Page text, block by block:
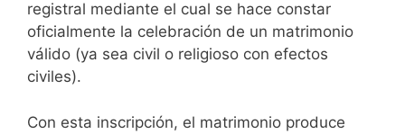
registral mediante el cual se hace constar
oficialmente la celebración de un matrimonio
válido (ya sea civil o religioso con efectos
civiles).
Con esta inscripción, el matrimonio produce